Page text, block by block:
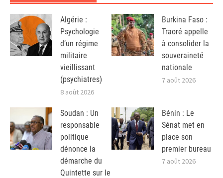
Algérie :
Psychologie
d’un régime
militaire
vieillissant
(psychiatres)
8 août 2026
Burkina Faso :
Traoré appelle
à consolider la
souveraineté
nationale
7 août 2026
Soudan : Un
responsable
politique
dénonce la
démarche du
Quintette sur le
Bénin : Le
Sénat met en
place son
premier bureau
7 août 2026